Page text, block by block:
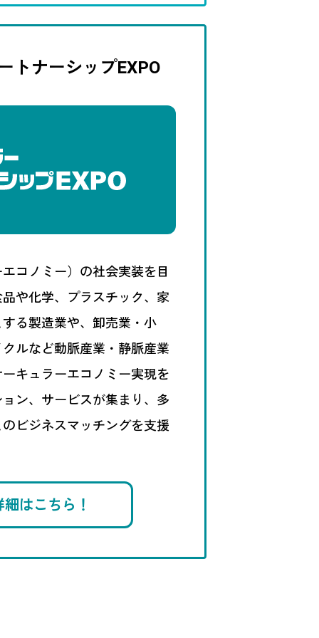
トナーシップEXPO
コノミー）の社会実装を目
や化学、プラスチック、家
る製造業や、卸売業・小
ルなど動脈産業・静脈産業
キュラーエコノミー実現を
ン、サービスが集まり、多
ビジネスマッチングを支援
はこちら！